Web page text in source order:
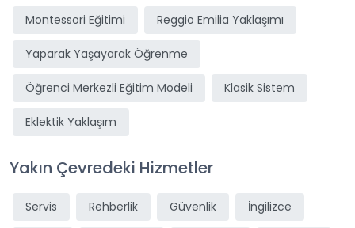
Montessori Eğitimi Reggio Emilia Yaklaşımı
Yaparak Yaşayarak Öğrenme
Öğrenci Merkezli Eğitim Modeli Klasik Sistem
Eklektik Yaklaşım
Yakın Çevredeki Hizmetler
Servis Rehberlik Güvenlik İngilizce